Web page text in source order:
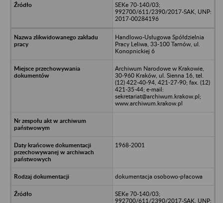
SEKe 70-140/03;
992700/611/2390/2017-SAK, UNP:
2017-00284196
Handlowo-Usługowa Spółdzielnia
Pracy Leliwa, 33-100 Tarnów, ul.
Konopnickiej 6
Archiwum Narodowe w Krakowie,
30-960 Kraków, ul. Sienna 16, tel.
(12) 422-40-94, 421-27-90; fax. (12)
421-35-44; e-mail:
sekretariat@archiwum.krakow.pl;
www.archiwum.krakow.pl
1968-2001
dokumentacja osobowo-płacowa
SEKe 70-140/03;
992700/611/2390/2017-SAK, UNP: